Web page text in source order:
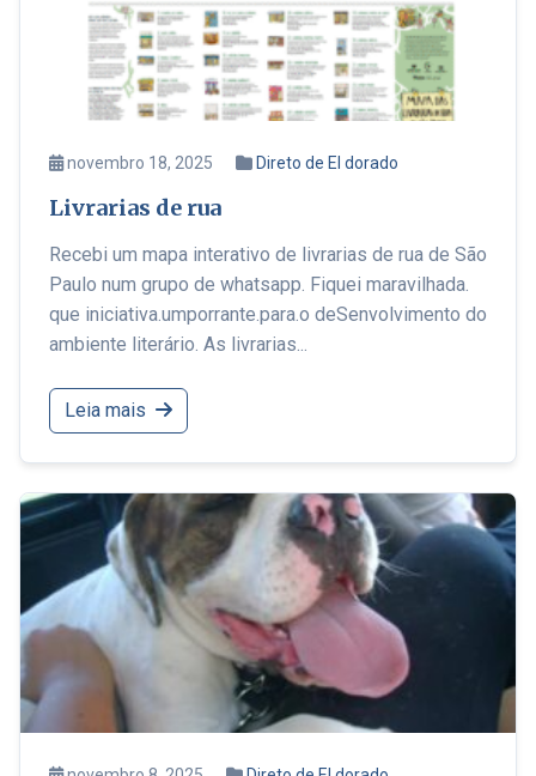
novembro 18, 2025 Direto de El dorado
Livrarias de rua
Recebi um mapa interativo de livrarias de rua de São
Paulo num grupo de whatsapp. Fiquei maravilhada.
que iniciativa.umporrante.para.o deSenvolvimento do
ambiente literário. As livrarias...
Leia mais